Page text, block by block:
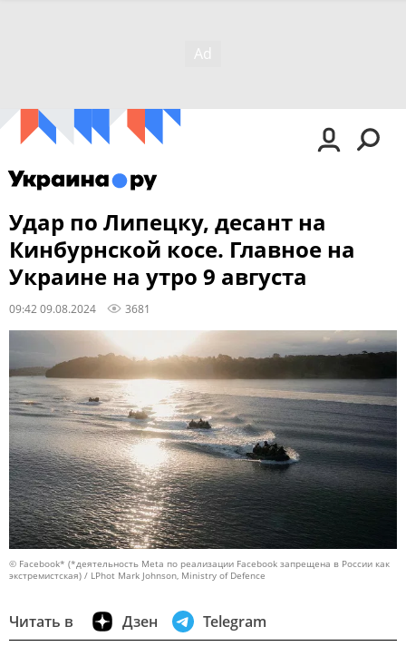
Удар по Липецку, десант на
Кинбурнской косе. Главное на
Украине на утро 9 августа
09:42 09.08.2024 3681
© Facebook* (*деятельность Meta по реализации Facebook запрещена в России как
экстремистская) / LPhot Mark Johnson, Ministry of Defence
Читать в Дзен Telegram